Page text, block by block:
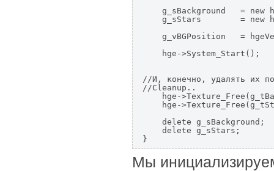
g_sBackground   = new
g_sStars        = new
g_vBGPosition   =
    hge->System_Start();
//И, конечно, удалять их
//Cleanup..
hge-
hge-
    delete g_sBackground;
    delete g_sStars;
Мы